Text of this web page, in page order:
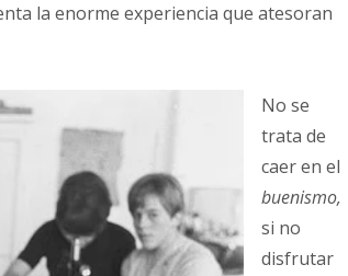
la enorme experiencia que atesoran
No se
trata de
caer en el
buenismo,
si no
disfrutar